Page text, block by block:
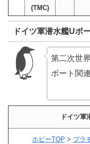
(TMC)
ドイツ軍潜水艦Uボ
第二次世
ボート関
ドイツ軍
ホビーTOP > プラ